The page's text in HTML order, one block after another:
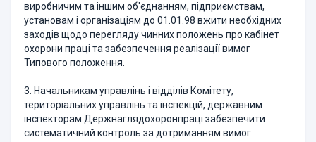
виробничим та іншим об'єднанням, підприємствам,
установам і організаціям до 01.01.98 вжити необхідних
заходів щодо перегляду чинних положень про кабінет
охорони праці та забезпечення реалізації вимог
Типового положення.
3. Начальникам управлінь і відділів Комітету,
територіальних управлінь та інспекцій, державним
інспекторам Держнаглядохоронпраці забезпечити
систематичний контроль за дотриманням вимог